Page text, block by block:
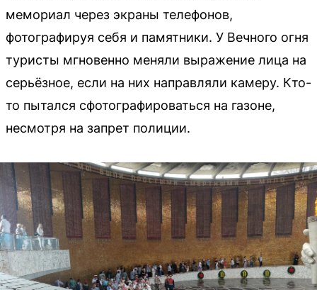
мемориал через экраны телефонов,
фотографируя себя и памятники. У Вечного огня
туристы мгновенно меняли выражение лица на
серьёзное, если на них направляли камеру. Кто-
то пытался сфотографироваться на газоне,
несмотря на запрет полиции.